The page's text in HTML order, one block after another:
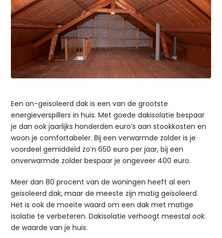
Een on-geïsoleerd dak is een van de grootste
energieverspillers in huis. Met goede dakisolatie bespaar
je dan ook jaarlijks honderden euro’s aan stookkosten en
woon je comfortabeler. Bij een verwarmde zolder is je
voordeel gemiddeld zo’n 650 euro per jaar, bij een
onverwarmde zolder bespaar je ongeveer 400 euro.
Meer dan 80 procent van de woningen heeft al een
geïsoleerd dak, maar de meeste zijn matig geïsoleerd.
Het is ook de moeite waard om een dak met matige
isolatie te verbeteren. Dakisolatie verhoogt meestal ook
de waarde van je huis.